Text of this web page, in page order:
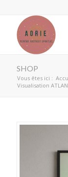
SHOP
Vous êtes ici :
Visualisation